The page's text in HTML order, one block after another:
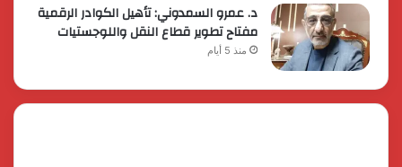
د. عمرو السمدوني: تأهيل الكوادر الرقمية
مفتاح تطوير قطاع النقل واللوجستيات
منذ 5 أيام